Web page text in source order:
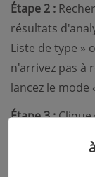
Étape 2 :
résultats
Liste de type »
n'arrivez pas à
lancez le mode
Étape 3 :